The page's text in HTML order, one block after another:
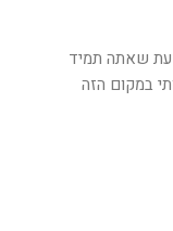
שאתה תמיד
במקום הזה